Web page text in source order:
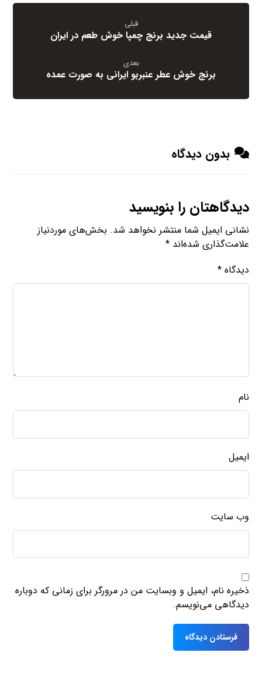
قبلی
قیمت جدید برنج چمپا خوش طعم در ایران
بعدی
برنج خوش عطر عنبربو ایرانی به صورت عمده
بدون دیدگاه
دیدگاهتان را بنویسید
نشانی ایمیل شما منتشر نخواهد شد. بخش‌های موردنیاز
علامت‌گذاری شده‌اند*
دیدگاه*
نام
ایمیل
وب‌ سایت
ذخیره نام، ایمیل و وبسایت من در مرورگر برای زمانی که دوباره
دیدگاهی می‌نویسم.